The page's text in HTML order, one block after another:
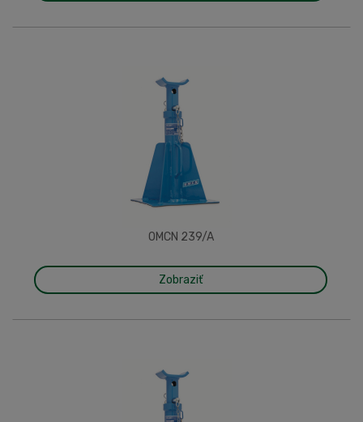
OMCN 239/A
Zobraziť